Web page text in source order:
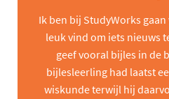
Ik ben bij StudyWorks
leuk vind om iets nieuws
geef vooral bijles in de
bijlesleerling had laatst
wiskunde terwijl hij